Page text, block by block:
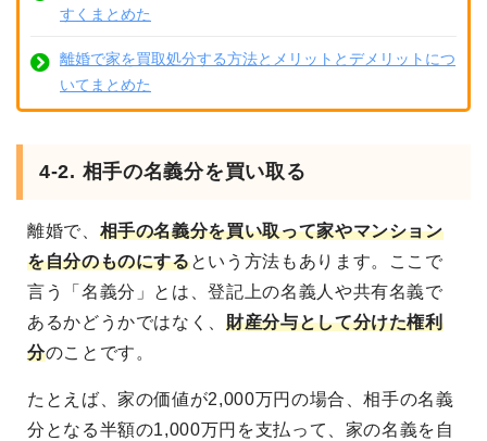
すくまとめた
離婚で家を買取処分する方法とメリットとデメリットにつ
いてまとめた
4-2. 相手の名義分を買い取る
離婚で、 相手の名義分を買い取って家やマンション
を自分のものにするという方法もあります。ここで
言う「名義分」とは、登記上の名義人や共有名義で
あるかどうかではなく、財産分与として分けた権利
分のことです。
たとえば、家の価値が2,000万円の場合、相手の名義
分となる半額の1,000万円を支払って、家の名義を自